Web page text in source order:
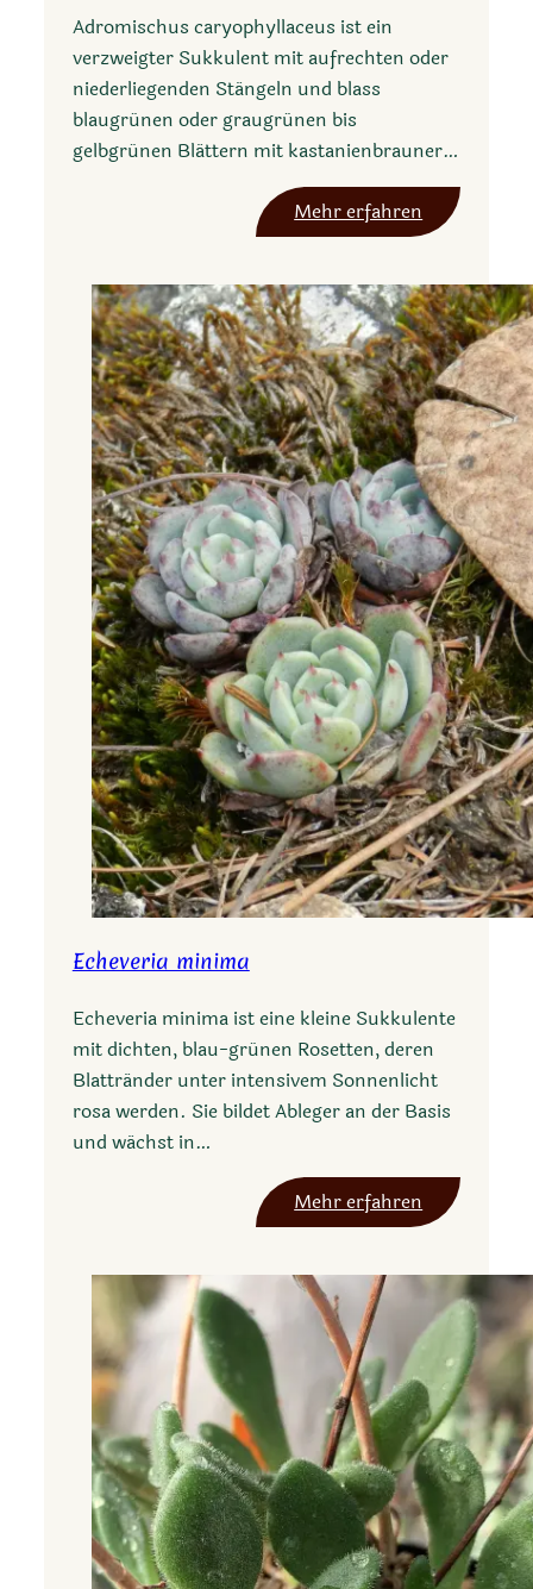
Adromischus caryophyllaceus ist ein
verzweigter Sukkulent mit aufrechten oder
niederliegenden Stängeln und blass
blaugrünen oder graugrünen bis
gelbgrünen Blättern mit kastanienbrauner…
Mehr erfahren
A
r
o
m
i
s
c
h
u
s
c
a
r
y
o
p
h
y
l
l
a
c
s
Echeveria minima
Echeveria minima ist eine kleine Sukkulente
mit dichten, blau-grünen Rosetten, deren
Blattränder unter intensivem Sonnenlicht
rosa werden. Sie bildet Ableger an der Basis
und wächst in…
Mehr erfahren
E
e
v
e
r
i
a
m
i
n